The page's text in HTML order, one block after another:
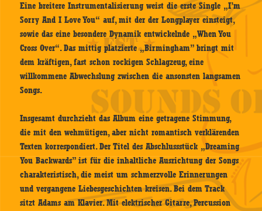
Eine breitere Instrumentalisierung weist die erste Single „I’m
Sorry And I Love You“ auf, mit der der Longplayer einsteigt,
sowie das eine besondere Dynamik entwickelnde „When You
Cross Over“. Das mittig platzierte „Birmingham” bringt mit
dem kräftigen, fast schon rockigen Schlagzeug, eine
willkommene Abwechslung zwischen die ansonsten langsamen
Songs.
Insgesamt durchzieht das Album eine getragene Stimmung,
die mit den wehmütigen, aber nicht romantisch verklärenden
Texten korrespondiert. Der Titel des Abschlussstück „Dreaming
You Backwards” ist für die inhaltliche Ausrichtung der Songs
charakteristisch, die meist um schmerzvolle Erinnerungen
und vergangene Liebesgeschichten kreisen. Bei dem Track
sitzt Adams am Klavier. Mit elektrischer Gitarre, Percussion